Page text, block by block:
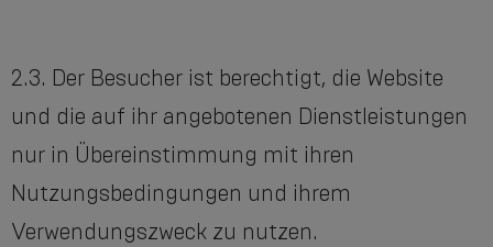
2.3. Der Besucher ist berechtigt, die Website
und die auf ihr angebotenen Dienstleistungen
nur in Übereinstimmung mit ihren
Nutzungsbedingungen und ihrem
Verwendungszweck zu nutzen.